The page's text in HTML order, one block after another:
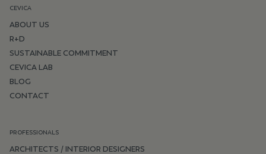
CEVICA
ABOUT US
R+D
SUSTAINABLE COMMITMENT
CEVICA LAB
BLOG
CONTACT
PROFESSIONALS
ARCHITECTS / INTERIOR DESIGNERS